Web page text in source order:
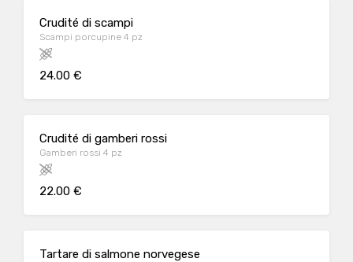
Crudité di scampi
Scampi porcupine 4 pz
24.00 €
Crudité di gamberi rossi
Gamberi rossi 4 pz
22.00 €
Tartare di salmone norvegese